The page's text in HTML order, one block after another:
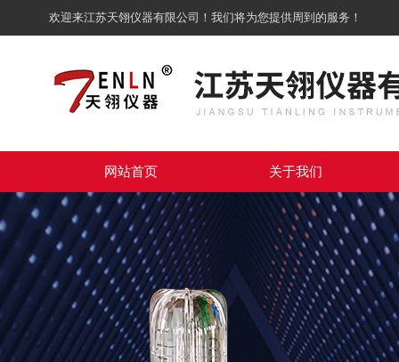
欢迎来江苏天翎仪器有限公司！我们将为您提供周到的服务！
网站首页 关于我们